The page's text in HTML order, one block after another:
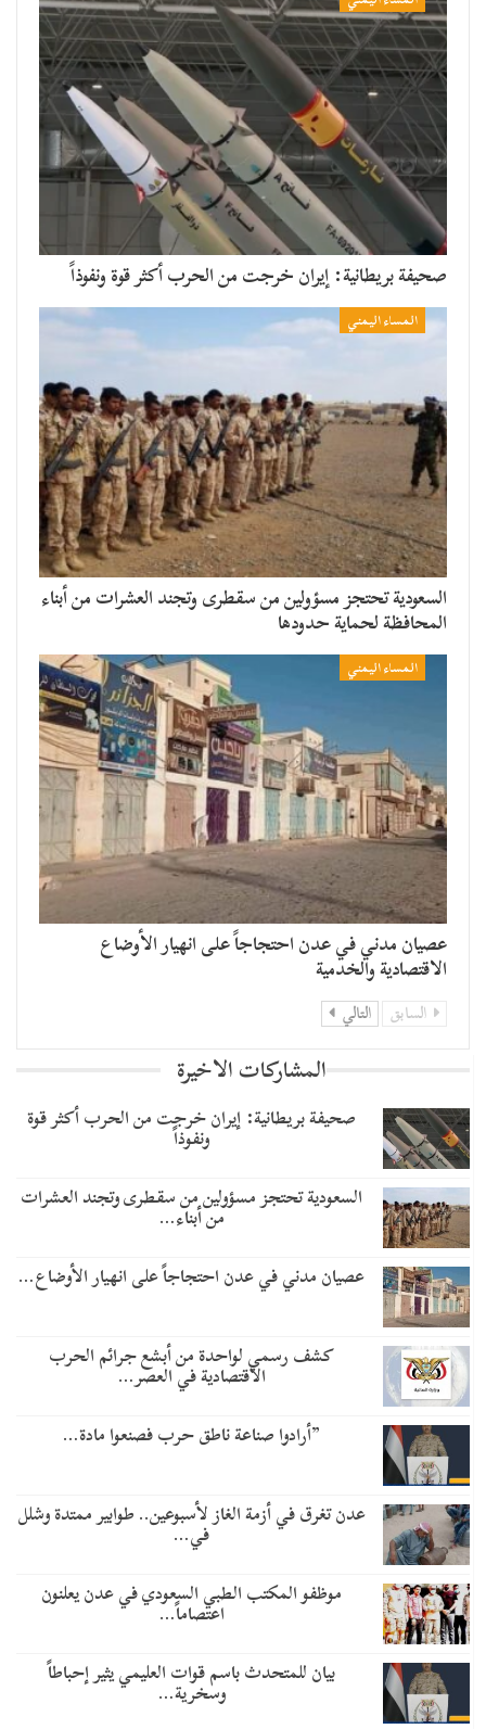
صحيفة بريطانية: إيران خرجت من الحرب أكثر قوة ونفوذاً
المساء اليمني
السعودية تحتجز مسؤولين من سقطرى وتجند العشرات من أبناء
المحافظة لحماية حدودها
المساء اليمني
عصيان مدني في عدن احتجاجاً على انهيار الأوضاع
الاقتصادية والخدمية
السابق التالي
المشاركات الاخيرة
صحيفة بريطانية: إيران خرجت من الحرب أكثر قوة
ونفوذاً
السعودية تحتجز مسؤولين من سقطرى وتجند العشرات
من أبناء…
عصيان مدني في عدن احتجاجاً على انهيار الأوضاع…
كشف رسمي لواحدة من أبشع جرائم الحرب
الاقتصادية في العصر…
​”أرادوا صناعة ناطق حرب فصنعوا مادة…
عدن تغرق في أزمة الغاز لأسبوعين.. طوابير ممتدة وشلل
في…
موظفو المكتب الطبي السعودي في عدن يعلنون
اعتصاماً…
بيان للمتحدث باسم قوات العليمي يثير إحباطاً
وسخرية…